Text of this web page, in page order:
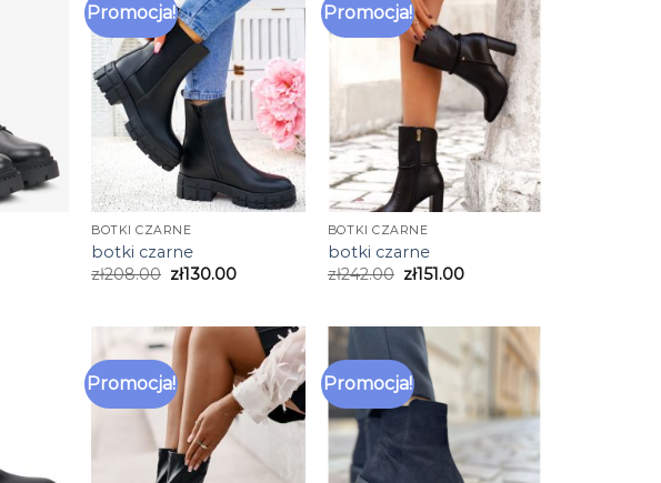
Promocja!
BOTKI CZARNE
botki czarne
zł208.00 zł130.00
Promocja!
BOTKI CZARNE
botki czarne
zł242.00 zł151.00
Promocja! Promocja!